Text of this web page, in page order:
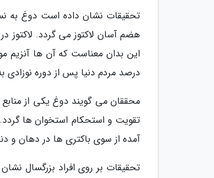
تحقیقات نشان داده است دوغ به
هضم آسان لاکتوز می گردد. لاکتوز
درصد مردم دنیا پس از دوره نوزادی
تقویت و استحکام استخوان ها
آمده از سوی باکتری ها در دهان و